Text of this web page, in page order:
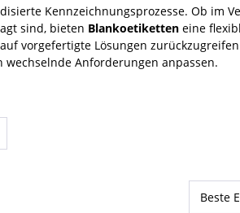
Kennzeichnungsprozesse. Ob im
sind, bieten Blankoetiketteneine
vorgefertigte Lösungen
Anforderungen anpassen.